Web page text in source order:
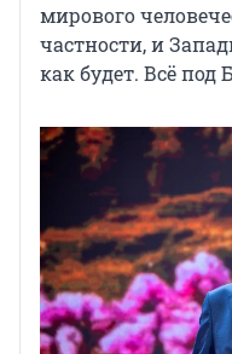
мирового
частности, и
как будет. Всё под